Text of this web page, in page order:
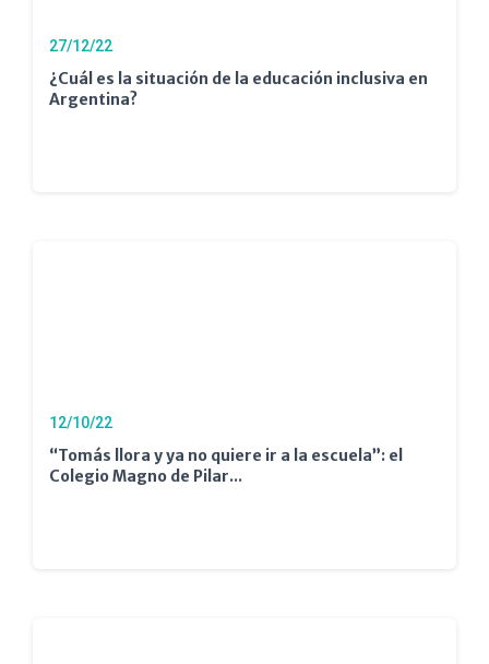
27/12/22
¿Cuál es la situación de la educación inclusiva en
Argentina?
12/10/22
“Tomás llora y ya no quiere ir a la escuela”: el
Colegio Magno de Pilar...